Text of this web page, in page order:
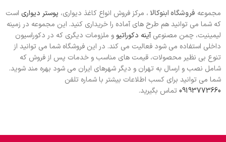
مجموعه فروشگاه ابنوکالا ، مرکز فروش انواع کاغذ دیواری، پوستر دیواری است
که شما می توانید هم طرح های آماده را خریداری کنید. این مجموعه در زمینه
لیمینیت، چمن مصنوعی آینه دکوراتیو و ملزومات دیگری که در دکوراسیون
داخلی استفاده می شود فعالیت می کند. در این فروشگاه شما می توانید از
تنوع بی نظیر محصولات، قیمت های مناسب و خدمات پس از فروش که
شامل نصب و ارسال به تهران و دیگر شهرهای ایران می شود بهره مند شوید.
شما می توانید برای کسب اطلاعات بیشتر با شماره تلفن
09193773660تماس بگیرید.